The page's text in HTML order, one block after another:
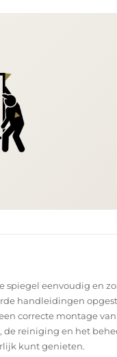
spiegel eenvoudig en
handleidingen
correcte montage
de reiniging en het
kunt genieten.